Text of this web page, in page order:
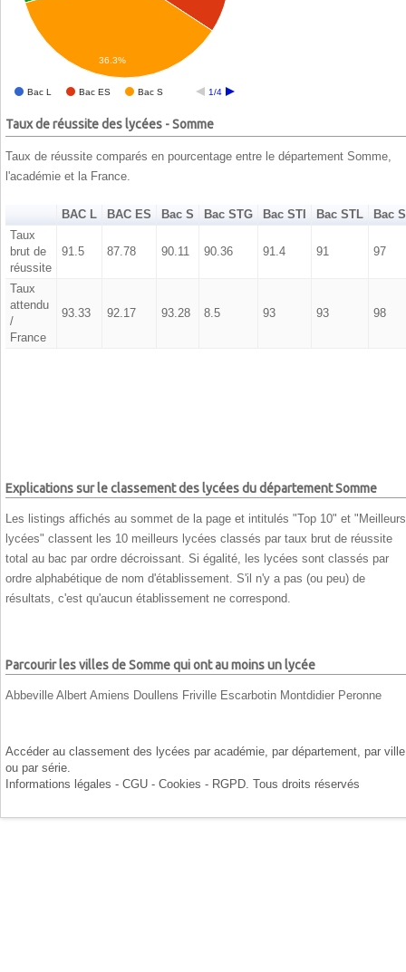
Bac L Bac ES Bac S 1/4
36.3%
Taux de réussite des lycées - Somme
Taux de réussite comparés en pourcentage entre le département Somme,
l'académie et la France.
BAC L BAC ES Bac S Bac STG Bac STI Bac STL
Bac
Taux
brut de
réussite
91.5 87.78 90.11 90.36 91.4 91 97
Taux
attendu
/
France
93.33 92.17 93.28 8.5 93 93 98
Explications sur le classement des lycées du département Somme
Les listings affichés au sommet de la page et intitulés "Top 10" et "Meilleurs
lycées" classent les 10 meilleurs lycées classés par taux brut de réussite
total au bac par ordre décroissant. Si égalité, les lycées sont classés par
ordre alphabétique de nom d'établissement. S'il n'y a pas (ou peu) de
résultats, c'est qu'aucun établissement ne correspond.
Parcourir les villes de Somme qui ont au moins un lycée
Abbeville Albert Amiens Doullens Friville Escarbotin Montdidier Peronne
Accéder au classement des lycées par académie , par département , par ville
ou par série
Informations légales - CGU - Cookies - RGPD . Tous droits réservés